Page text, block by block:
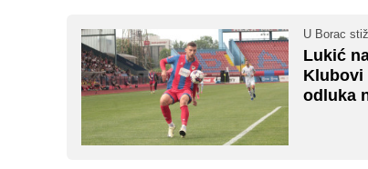
U Borac
Lukić
Klubovi
odluka